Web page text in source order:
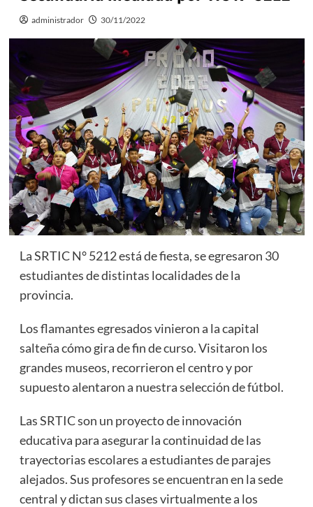
administrador 30/11/2022
La SRTIC N° 5212 está de fiesta, se egresaron 30
estudiantes de distintas localidades de la
provincia.
Los flamantes egresados vinieron a la capital
salteña cómo gira de fin de curso. Visitaron los
grandes museos, recorrieron el centro y por
supuesto alentaron a nuestra selección de fútbol.
Las SRTIC son un proyecto de innovación
educativa para asegurar la continuidad de las
trayectorias escolares a estudiantes de parajes
alejados. Sus profesores se encuentran en la sede
central y dictan sus clases virtualmente a los